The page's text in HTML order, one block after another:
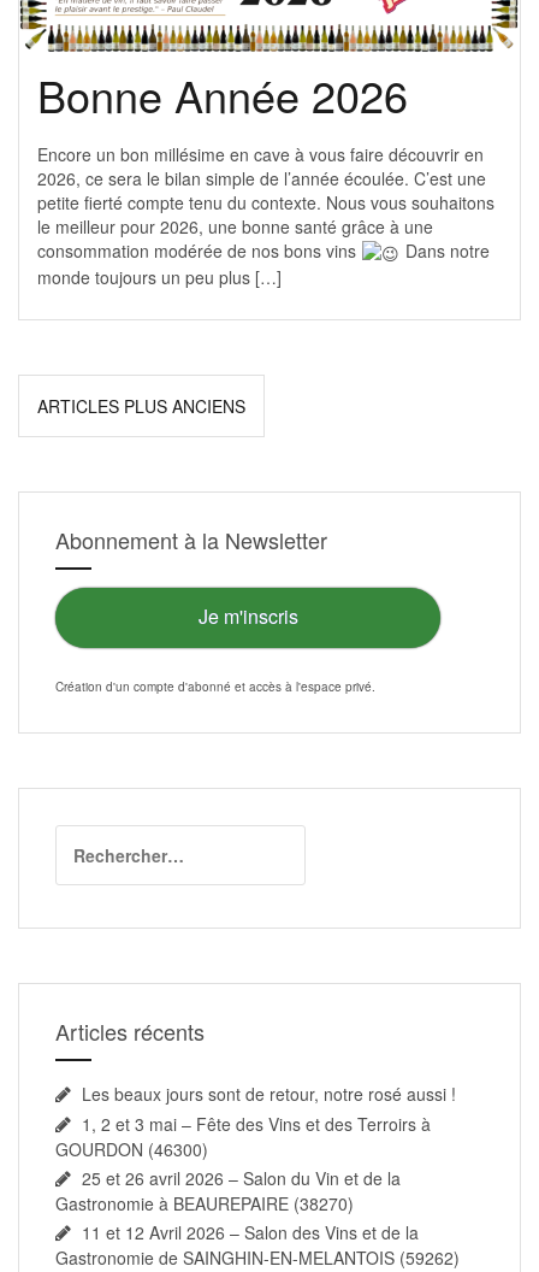
Bonne Année 2026
Encore un bon millésime en cave à vous faire découvrir en
2026, ce sera le bilan simple de l’année écoulée. C’est une
petite fierté compte tenu du contexte. Nous vous souhaitons
le meilleur pour 2026, une bonne santé grâce à une
consommation modérée de nos bons vins
Dans notre
monde toujours un peu plus […]
Navigation
des
ARTICLES PLUS ANCIENS
Abonnement à la Newsletter
Je m'inscris
Création d'un compte d'abonné et accès à l'espace privé
Articles récents
Les beaux jours sont de retour, notre rosé aussi !
1, 2 et 3 mai – Fête des Vins et des Terroirs à
GOURDON (46300)
25 et 26 avril 2026 – Salon du Vin et de la
Gastronomie à BEAUREPAIRE (38270)
11 et 12 Avril 2026 – Salon des Vins et de la
Gastronomie de SAINGHIN-EN-MELANTOIS (59262)